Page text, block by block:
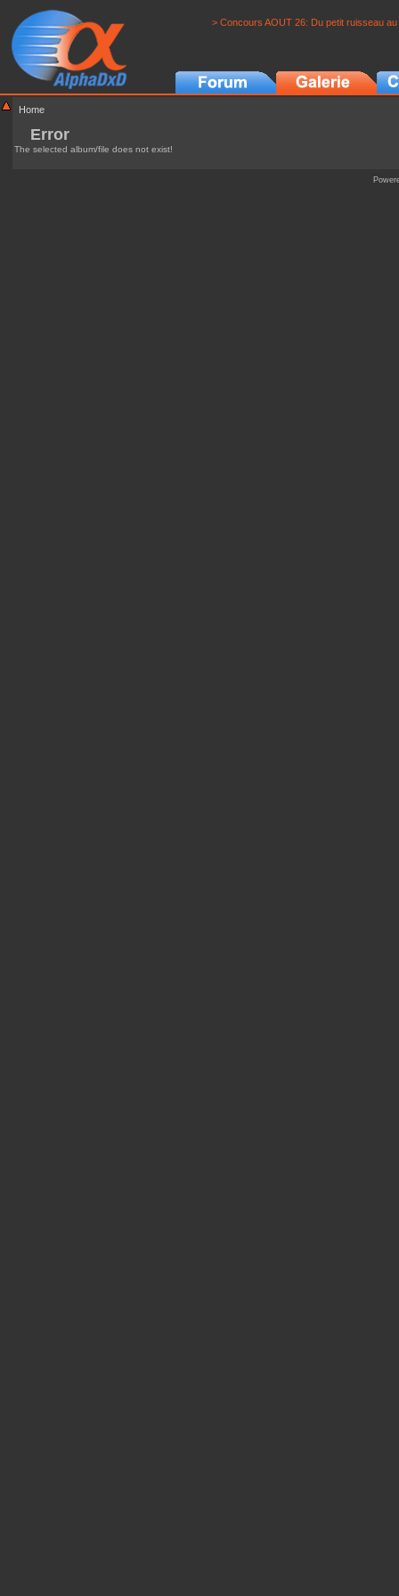
> Concours AOUT 26: Du petit ruisseau
Home
Error
The selected album/file does not exist!